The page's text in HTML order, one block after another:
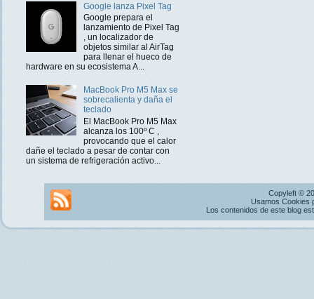
Google lanza Pixel Tag
Google prepara el
lanzamiento de Pixel Tag
, un localizador de
objetos similar al AirTag
para llenar el hueco de
hardware en su ecosistema A...
MacBook Pro M5 Max se
sobrecalienta y daña el
teclado
El MacBook Pro M5 Max
alcanza los 100º C ,
provocando que el calor
dañe el teclado a pesar de contar con
un sistema de refrigeración activo...
Copyleft ©
Usamos Cookies
Los contenidos de este blog